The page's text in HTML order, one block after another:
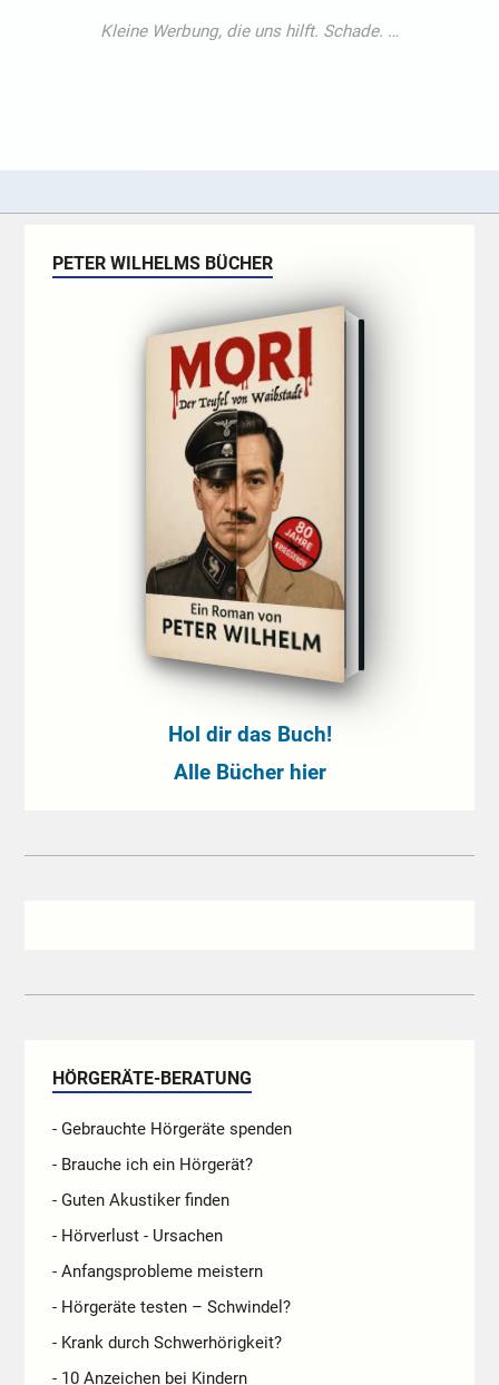
PETER WILHELMS BÜCHER
Hol dir das Buch!
Alle Bücher hier
HÖRGERÄTE-BERATUNG
- Gebrauchte Hörgeräte spenden
- Brauche ich ein Hörgerät?
- Guten Akustiker finden
- Hörverlust - Ursachen
- Anfangsprobleme meistern
- Hörgeräte testen – Schwindel?
- Krank durch Schwerhörigkeit?
- 10 Anzeichen bei Kindern